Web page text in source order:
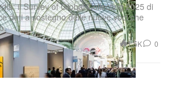
il Survey of Global Collecting 2025 di
dati a sostegno delle nuove voci che
1.5K 0